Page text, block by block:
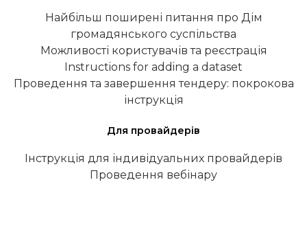
Найбільш поширені питання про Дім
громадянського суспільства
Можливості користувачів та реєстрація
Instructions for adding a dataset
Проведення та завершення тендеру: покрокова
інструкція
Для провайдерів
Інструкція для індивідуальних провайдерів
Проведення вебінару